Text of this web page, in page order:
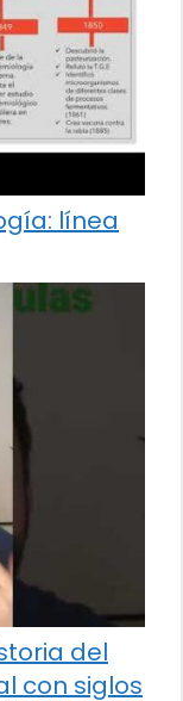
línea
del
con siglos